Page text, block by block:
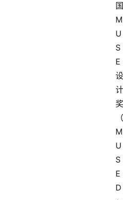
国
M
U
S
E
设
计
奖
（
M
U
S
E
D